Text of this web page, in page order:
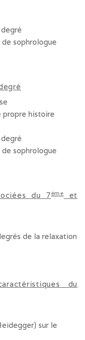
degré
sophrologue
propre histoire
degré
sophrologue
du 7èmeet
de la relaxation
du
sur le